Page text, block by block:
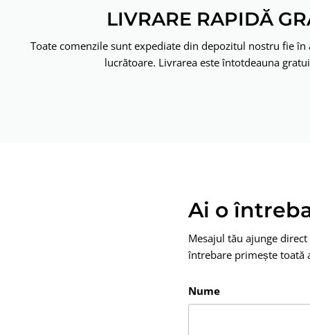
LIVRARE RAPIDĂ
Toate comenzile sunt expediate din depozitul nostru fie în
lucrătoare. Livrarea este întotdeauna
Ai o
Mesajul tău ajunge
întrebare primește toată
Nume